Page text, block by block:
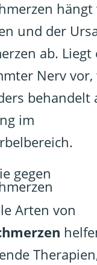
hängt
und der
ab. Liegt
Nerv
behandelt
im
gegen
Arten von